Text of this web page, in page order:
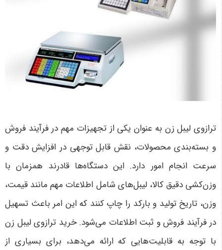
ترازوی لیبل زن به عنوان یکی از تجهیزات مهم در فرآیند فروش
و بسته‌بندی محصولات، نقش قابل توجهی در افزایش دقت و
سرعت انجام امور دارد. این دستگاه‌ها قادرند همزمان با
وزن‌کشی دقیق کالا، لیبل‌های شامل اطلاعات مهم مانند قیمت،
وزن، تاریخ تولید و بارکد را چاپ کنند که این امر باعث تسهیل
در فرآیند فروش و ثبت اطلاعات می‌شود. خرید ترازوی لیبل زن
با توجه به قابلیت‌هایی که ارائه می‌دهد، برای بسیاری از